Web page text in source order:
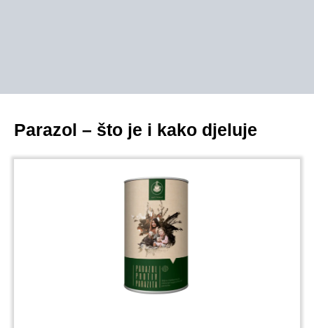
Parazol – što je i kako djeluje